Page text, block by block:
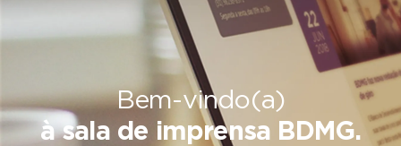
Bem-vindo(a)
à sala de imprensa BDMG.